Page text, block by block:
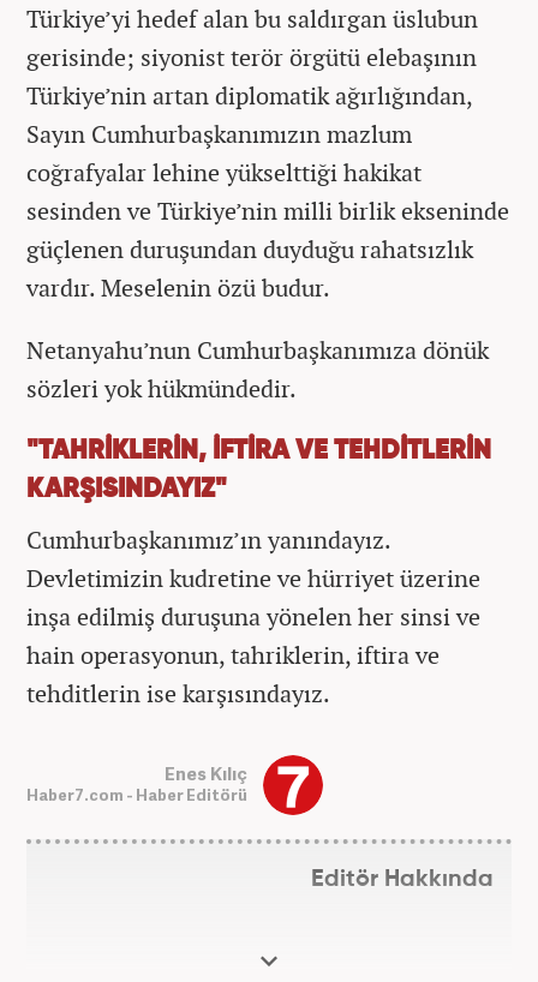
Türkiye’yi hedef alan bu saldırgan üslubun
gerisinde; siyonist terör örgütü elebaşının
Türkiye’nin artan diplomatik ağırlığından,
Sayın Cumhurbaşkanımızın mazlum
coğrafyalar lehine yükselttiği hakikat
sesinden ve Türkiye’nin milli birlik ekseninde
güçlenen duruşundan duyduğu rahatsızlık
vardır. Meselenin özü budur.
Netanyahu’nun Cumhurbaşkanımıza dönük
sözleri yok hükmündedir.
"TAHRİKLERİN, İFTİRA VE TEHDİTLERİN
KARŞISINDAYIZ"
Cumhurbaşkanımız’ın yanındayız.
Devletimizin kudretine ve hürriyet üzerine
inşa edilmiş duruşuna yönelen her sinsi ve
hain operasyonun, tahriklerin, iftira ve
tehditlerin ise karşısındayız.
Enes Kılıç
Haber7.com - Haber Editörü
Editör Hakkında